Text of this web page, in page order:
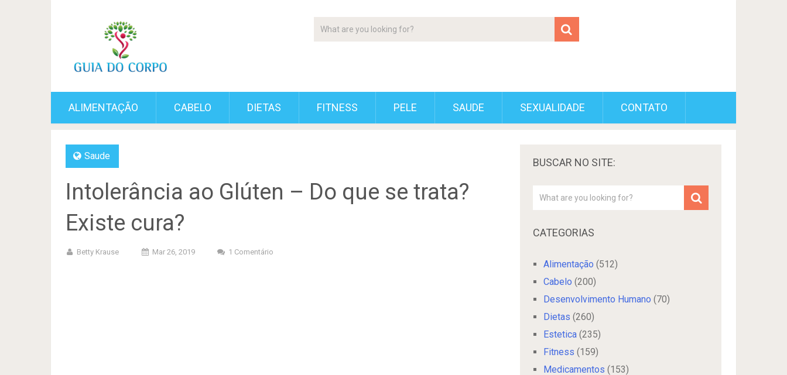
ALIMENTAÇÃO CABELO DIETAS FITNESS PELE SAUDE SEXUALIDADE CONTATO
Saude
Intolerância ao Glúten – Do que se trata?
Existe cura?
Betty Krause Mar 26, 2019 1 Comentário
BUSCAR NO SITE:
CATEGORIAS
Alimentação (512)
Cabelo (200)
Desenvolvimento Humano (70)
Dietas (260)
Estetica (235)
Fitness (159)
Medicamentos (153)